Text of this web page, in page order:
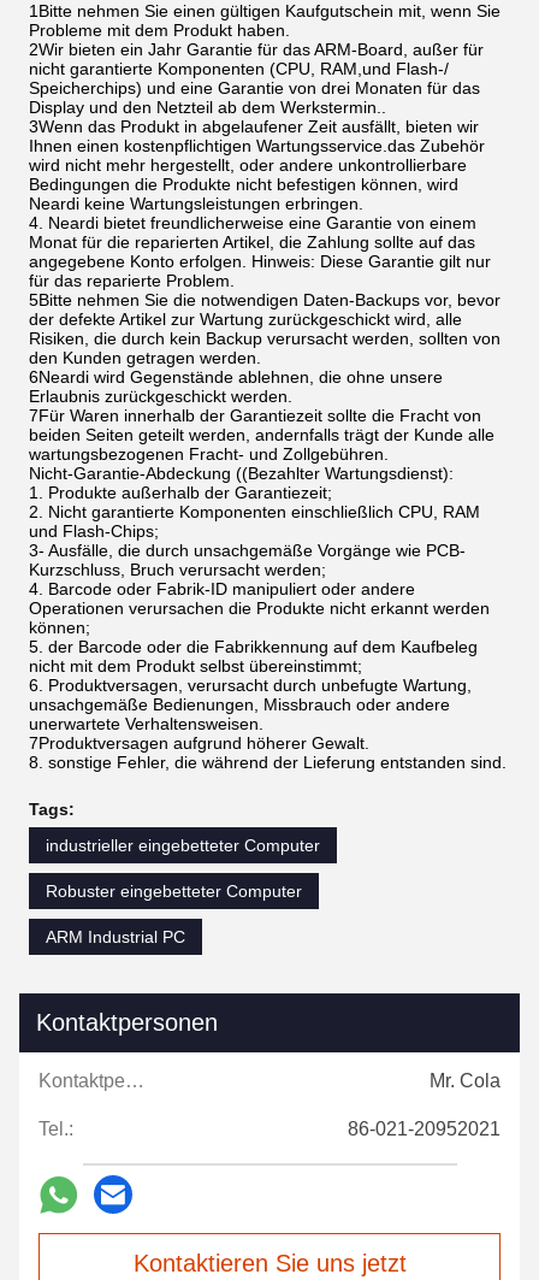
1Bitte nehmen Sie einen gültigen Kaufgutschein mit, wenn Sie
Probleme mit dem Produkt haben.
2Wir bieten ein Jahr Garantie für das ARM-Board, außer für
nicht garantierte Komponenten (CPU, RAM,und Flash-/
Speicherchips) und eine Garantie von drei Monaten für das
Display und den Netzteil ab dem Werkstermin..
3Wenn das Produkt in abgelaufener Zeit ausfällt, bieten wir
Ihnen einen kostenpflichtigen Wartungsservice.das Zubehör
wird nicht mehr hergestellt, oder andere unkontrollierbare
Bedingungen die Produkte nicht befestigen können, wird
Neardi keine Wartungsleistungen erbringen.
4. Neardi bietet freundlicherweise eine Garantie von einem
Monat für die reparierten Artikel, die Zahlung sollte auf das
angegebene Konto erfolgen. Hinweis: Diese Garantie gilt nur
für das reparierte Problem.
5Bitte nehmen Sie die notwendigen Daten-Backups vor, bevor
der defekte Artikel zur Wartung zurückgeschickt wird, alle
Risiken, die durch kein Backup verursacht werden, sollten von
den Kunden getragen werden.
6Neardi wird Gegenstände ablehnen, die ohne unsere
Erlaubnis zurückgeschickt werden.
7Für Waren innerhalb der Garantiezeit sollte die Fracht von
beiden Seiten geteilt werden, andernfalls trägt der Kunde alle
wartungsbezogenen Fracht- und Zollgebühren.
Nicht-Garantie-Abdeckung ((Bezahlter Wartungsdienst):
1. Produkte außerhalb der Garantiezeit;
2. Nicht garantierte Komponenten einschließlich CPU, RAM
und Flash-Chips;
3- Ausfälle, die durch unsachgemäße Vorgänge wie PCB-
Kurzschluss, Bruch verursacht werden;
4. Barcode oder Fabrik-ID manipuliert oder andere
Operationen verursachen die Produkte nicht erkannt werden
können;
5. der Barcode oder die Fabrikkennung auf dem Kaufbeleg
nicht mit dem Produkt selbst übereinstimmt;
6. Produktversagen, verursacht durch unbefugte Wartung,
unsachgemäße Bedienungen, Missbrauch oder andere
unerwartete Verhaltensweisen.
7Produktversagen aufgrund höherer Gewalt.
8. sonstige Fehler, die während der Lieferung entstanden sind.
Tags:
industrieller eingebetteter Computer
Robuster eingebetteter Computer
ARM Industrial PC
Kontaktpersonen
Kontaktpersonen: Mr. Cola
Tel.: 86-021-20952021
Kontaktieren Sie uns jetzt